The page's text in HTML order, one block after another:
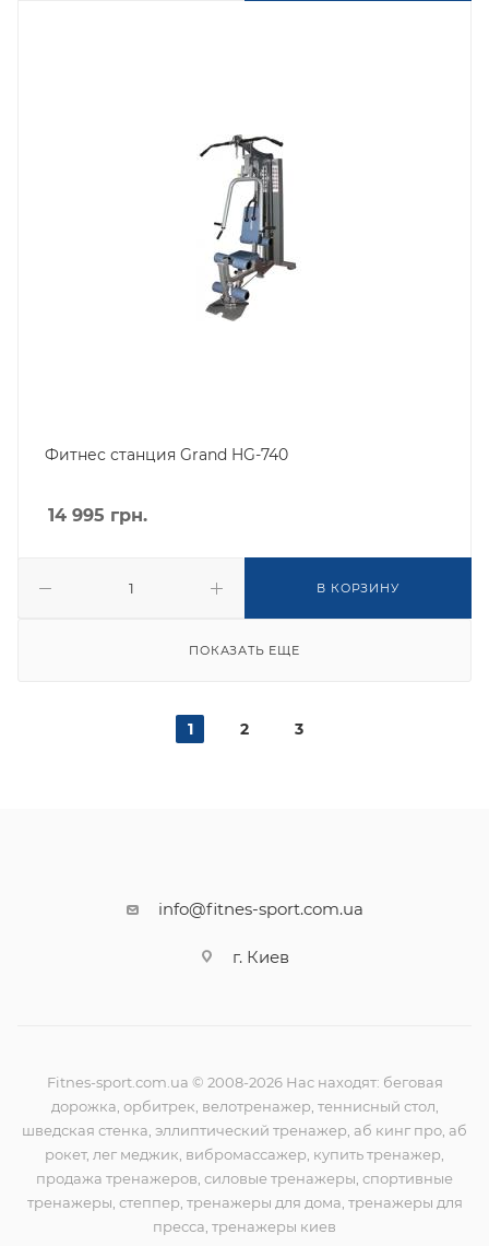
Фитнес станция Grand HG-740
14 995 грн.
В КОРЗИНУ
ПОКАЗАТЬ ЕЩЕ
1 2 3
info@fitnes-sport.com.ua
г. Киев
Fitnes-sport.com.ua © 2008-2026 Нас находят: беговая
дорожка, орбитрек, велотренажер, теннисный стол,
шведская стенка, эллиптический тренажер, аб кинг про, аб
рокет, лег меджик, вибромассажер, купить тренажер,
продажа тренажеров, силовые тренажеры, спортивные
тренажеры, степпер, тренажеры для дома, тренажеры для
пресса, тренажеры киев